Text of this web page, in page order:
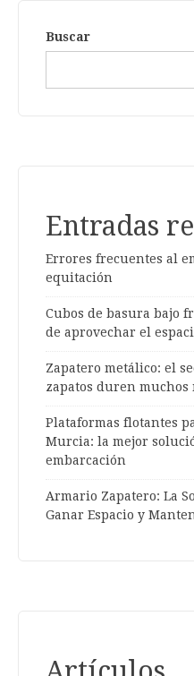
Buscar
Entradas
Errores frecuentes al
equitación
Cubos de basura bajo
de aprovechar el
Zapatero metálico: el
zapatos duren muchos
Plataformas flotantes
Murcia: la mejor
embarcación
Armario Zapatero: La
Ganar Espacio y